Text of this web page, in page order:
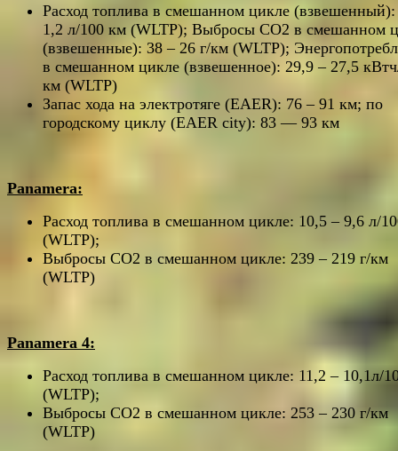
Расход топлива в смешанном цикле
1,2 л/100 км (WLTP); Выбросы CO2 в смешанном
(взвешенные): 38 – 26 г/км (WLTP);
в смешанном цикле (взвешенное): 29,9 – 27,5
км (WLTP)
Запас хода на электротяге (EAER): 76 – 91 км; по
городскому циклу (EAER city): 83 — 93 км
Panamera:
Расход топлива в смешанном цикле: 10,5 – 9,6 л/
(WLTP);
Выбросы CO2 в смешанном цикле: 239 – 219 г/км
(WLTP)
Panamera 4:
Расход топлива в смешанном цикле: 11,2 – 10,1л/
(WLTP);
Выбросы CO2 в смешанном цикле: 253 – 230 г/км
(WLTP)